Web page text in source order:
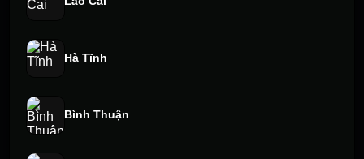
Hà Tĩnh
Bình Thuận